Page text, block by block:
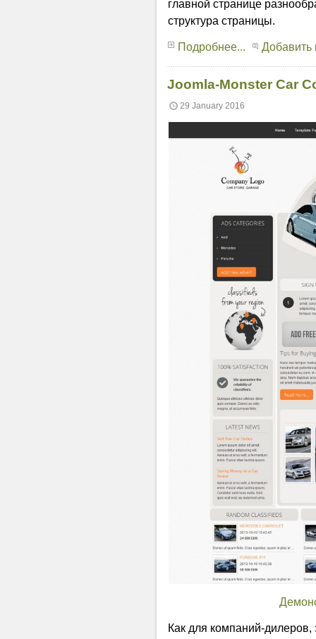
главной странице
структура страницы.
Подробнее... Добавить
Joomla-Monster Car
29 January 2016
Как для компаний-